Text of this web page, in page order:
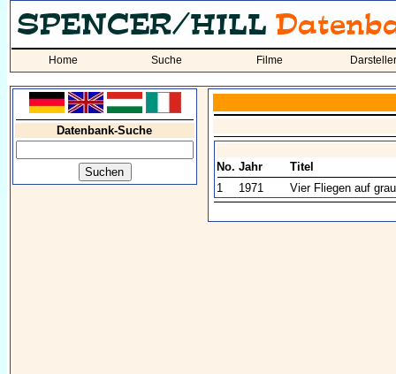
Home Suche Filme Darsteller
Datenbank-Suche
No. Jahr
Titel
1
1971 Vier Fliegen auf